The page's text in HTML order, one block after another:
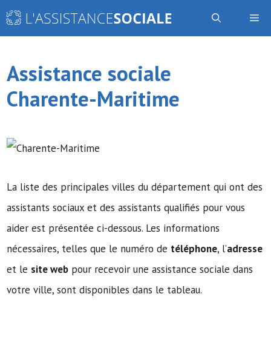
Aller
Assistance sociale
Charente-Maritime
La liste des principales villes du département qui ont des
assistants sociaux et des assistants qualifiés pour vous
aider est présentée ci-dessous. Les informations
nécessaires, telles que le numéro de téléphone, l’adresse
et le site web pour recevoir une assistance sociale dans
votre ville, sont disponibles dans le tableau.